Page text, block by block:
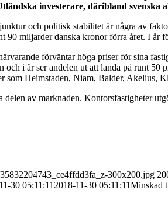
investerare, däribland svenska
och politisk stabilitet är några av
90 miljarder danska kronor förra året. I
förväntar höga priser för sina
i år ser andelen ut att landa på runt
som Heimstaden, Niam, Balder, Akelius,
delen av marknaden. Kontorsfastigheter
300x200.jpg
30 05:11:11 2018-11-30 05:11:11Minskad